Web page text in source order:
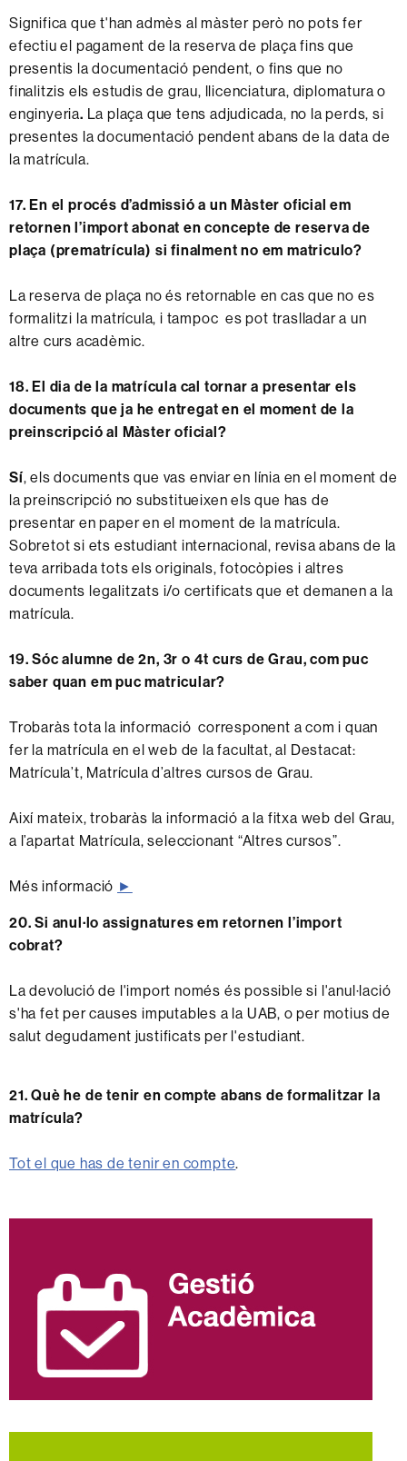
Significa que t'han admès al màster però no pots fer
efectiu el pagament de la reserva de plaça fins que
presentis la documentació pendent, o fins que no
finalitzis els estudis de grau, llicenciatura, diplomatura o
enginyeria. La plaça que tens adjudicada, no la perds, si
presentes la documentació pendentabans de la data de
la matrícula.
17. En el procés d’admissió a un Màster oficial em
retornen l’import abonat en concepte de reserva de
plaça (prematrícula) si finalment no em matriculo?
La reserva de plaça no és retornable en cas que no es
formalitzi la matrícula, i tampoc es pot traslladar a un
altre curs acadèmic.
18. El dia de la matrícula cal tornar a presentar els
documents que ja he entregat en el moment de la
preinscripció al Màster oficial?
Sí, els documents que vas enviar en línia en el moment de
la preinscripció no substitueixen els que has de
presentar en paper en el moment de la matrícula.
Sobretot si ets estudiant internacional, revisa abans de la
teva arribada tots els originals, fotocòpies i altres
documents legalitzats i/o certificats que et demanen a la
matrícula.
19. Sóc alumne de 2n, 3r o 4t curs de Grau, com puc
saber quan em puc matricular?
Trobaràs tota la informació corresponent a com i quan
fer la matrícula en el web de la facultat, al Destacat:
Matrícula’t, Matrícula d’altres cursos de Grau.
Així mateix, trobaràs la informació a la fitxa web del Grau,
a l’apartat Matrícula, seleccionant “Altres cursos”.
Més informació ►
20. Si anul·lo assignatures em retornen l’import
cobrat?
La devolució de l'import només és possible si l'anul·lació
s'ha fet per causes imputables a la UAB, o per motius de
salut degudament justificats per l'estudiant.
21. Què he de tenir en compte abans de formalitzar la
matrícula?
Tot el que has de tenir en compte.
Informació